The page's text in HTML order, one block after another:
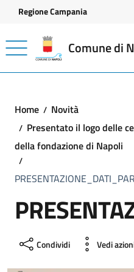
Vai ai contenuti
Vai al footer
Regione Campania
Comune di
Home
Novità
Presentato il logo delle
della fondazione di Napoli
Condividi Vedi